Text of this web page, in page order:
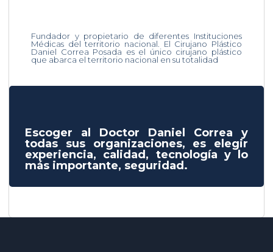
Fundador y propietario de diferentes Instituciones
Médicas del territorio nacional. El Cirujano Plástico
Daniel Correa Posada es el único cirujano plástico
que abarca el territorio nacional en su totalidad
Escoger al Doctor Daniel Correa y
todas sus organizaciones, es elegir
experiencia, calidad, tecnología y lo
más importante, seguridad.